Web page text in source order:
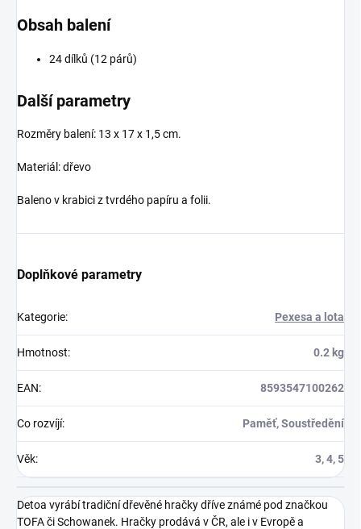
Obsah balení
24 dílků (12 párů)
Další parametry
Rozměry balení: 13 x 17 x 1,5 cm.
Materiál: dřevo
Baleno v krabici z tvrdého papíru a folii.
Doplňkové parametry
Kategorie: Pexesa a lota
Hmotnost: 0.2 kg
EAN: 8593547100262
Co rozvíjí: Paměť, Soustředění
Věk: 3, 4, 5
Detoa vyrábí tradiční dřevěné hračky dříve známé pod značkou
TOFA či Schowanek. Hračky prodává v ČR, ale i v Evropě a